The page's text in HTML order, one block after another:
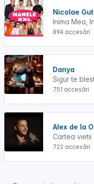
Nicolae
Inima Mea,
894 accesări
Danya
Sigur te
751 accesări
Alex de la
Cartea vietii
722 accesări